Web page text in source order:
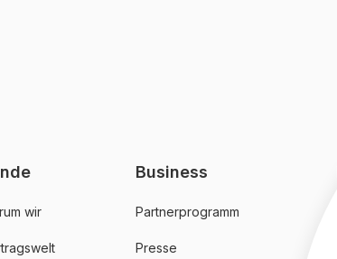
wir
Business
Partnerprogramm
Presse